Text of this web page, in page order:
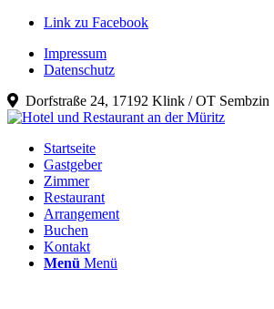
Link zu Facebook
Impressum
Datenschutz
Dorfstraße 24, 17192 Klink / OT Sembzin
Startseite
Gastgeber
Zimmer
Restaurant
Arrangement
Buchen
Kontakt
Menü Menü